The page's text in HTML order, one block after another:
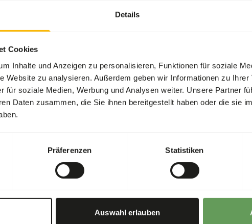
Details
Cookies
Inhalte und Anzeigen zu personalisieren, Funktionen für soziale
Website zu analysieren. Außerdem geben wir Informationen zu Ihrer
für soziale Medien, Werbung und Analysen weiter. Unsere Partner
Daten zusammen, die Sie ihnen bereitgestellt haben oder die sie
Präferenzen Statistiken
Auswahl erlauben
two feeding moments per
ad libitum and contain
may cause intestinal
and scatter feeding
behaviour